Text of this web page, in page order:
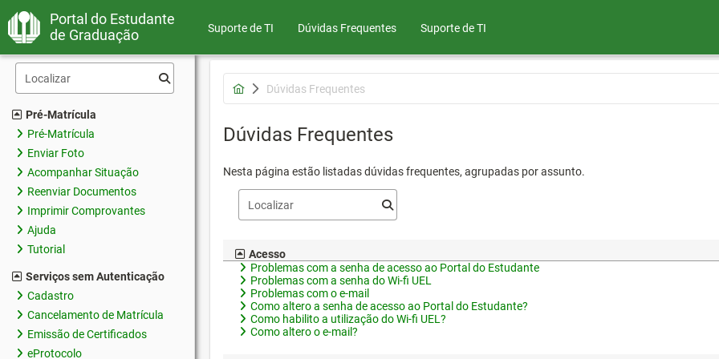
Portal do Estudante
de Graduação
Suporte de TI Dúvidas Frequentes Suporte de TI
Pré-Matrícula
Pré-Matrícula
Enviar Foto
Acompanhar Situação
Reenviar Documentos
Imprimir Comprovantes
Ajuda
Tutorial
Serviços sem Autenticação
Cadastro
Cancelamento de Matrícula
Emissão de Certificados
eProtocolo
Dúvidas Frequentes
Dúvidas Frequentes
Nesta página estão listadas dúvidas frequentes, agrupadas por assunto.
Acesso
Problemas com a senha de acesso ao Portal do Estudante
Problemas com a senha do Wi-fi UEL
Problemas com o e-mail
Como altero a senha de acesso ao Portal do Estudante?
Como habilito a utilização do Wi-fi UEL?
Como altero o e-mail?